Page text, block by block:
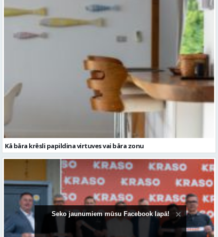
Kā bāra krēsli papildina virtuves vai bāra zonu
Seko jaunumiem mūsu Facebook lapā!